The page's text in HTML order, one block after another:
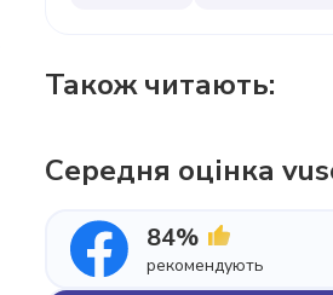
Також читають:
Середня оцінка
84%
рекомендують